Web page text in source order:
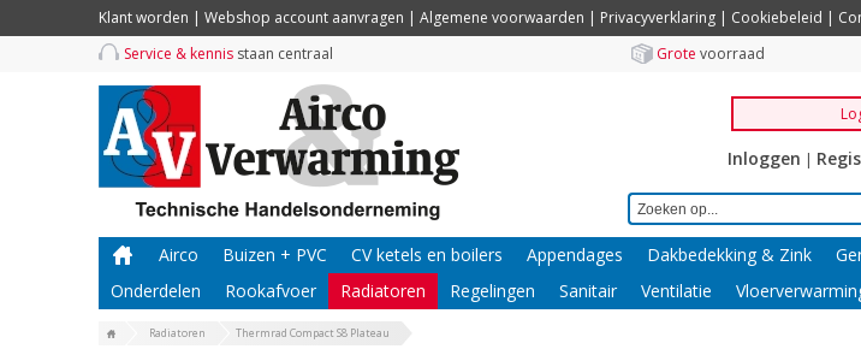
Klant worden | Webshop account aanvragen | Algemene voorwaarden | Privacyverklaring | Cookiebeleid |
Service & kennis staan centraal Grote voorraad
Inloggen |
Airco Buizen + PVC CV ketels en boilers Appendages Dakbedekking & Zink
Onderdelen
Rookafvoer Radiatoren Regelingen Sanitair Ventilatie
Radiatoren Thermrad Compact S8 Plateau